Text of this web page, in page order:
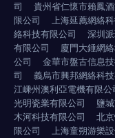
司
貴州省仁懷市賴鳳
限公司
上海延薦網絡
絡科技有限公司
深圳
有限公司
廈門大錘網
公司
金華市盤古信息
司
義烏市興邦網絡科
江嵊州澳利亞電機有限公
光明瓷業有限公司
鹽
木河科技有限公司
北
限公司
上海童朔游樂